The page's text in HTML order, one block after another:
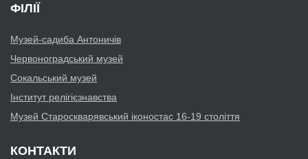
ФІЛІЇ
Музей-садиба Антоничів
Червоноградський музей
Сокальський музей
Інститут релігієзнавства
Музей Староскварявський іконостас 16-19 cтоліття
КОНТАКТИ